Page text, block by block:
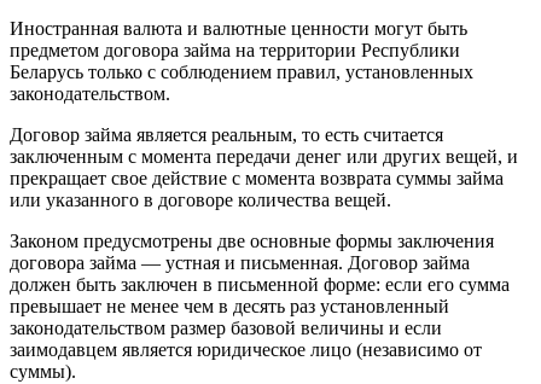
Иностранная валюта и валютные ценности могут быть
предметом договора займа на территории Республики
Беларусь только с соблюдением правил, установленных
законодательством.
Договор займа является реальным, то есть считается
заключенным с момента передачи денег или других вещей, и
прекращает свое действие с момента возврата суммы займа
или указанного в договоре количества вещей.
Законом предусмотрены две основные формы заключения
договора займа — устная и письменная. Договор займа
должен быть заключен в письменной форме: если его сумма
превышает не менее чем в десять раз установленный
законодательством размер базовой величины и если
заимодавцем является юридическое лицо (независимо от
суммы).